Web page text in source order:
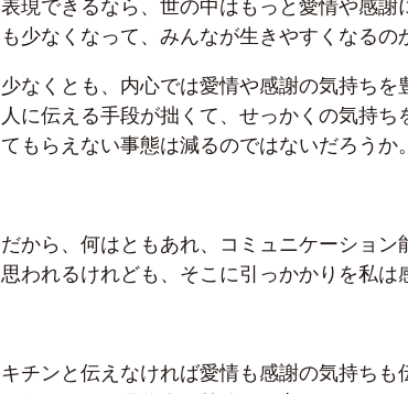
表現できるなら、世の中はもっと愛情や感
も少なくなって、みんなが生きやすくなるの
少なくとも、内心では愛情や感謝の気持ち
人に伝える手段が拙くて、せっかくの気持
てもらえない事態は減るのではないだろうか。
だから、何はともあれ、コミュニケーショ
思われるけれども、そこに引っかかりを私は
キチンと伝えなければ愛情も感謝の気持ち